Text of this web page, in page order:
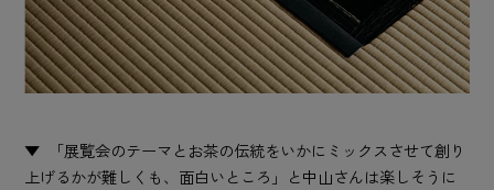
「展覧会のテーマとお茶の伝統をいかにミックスさせて創り
上げるかが難しくも、面白いところ」と中山さんは楽しそうに